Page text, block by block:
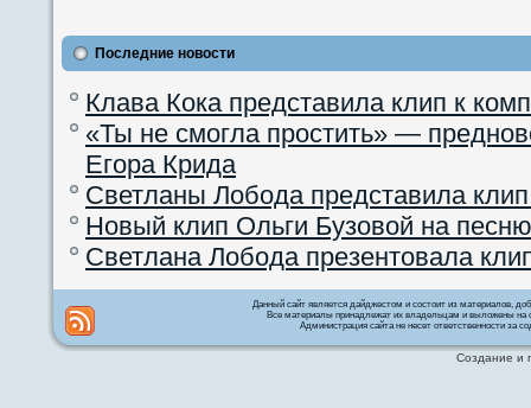
Последние новости
Клава Кока представила клип к
«Ты не смогла простить» —
Егора Крида
Светланы Лобода представила
Новый клип Ольги Бузовой на
Светлана Лобода презентовала
Данный сайт является дайджестом и состоит из материалов,
Все материалы принадлежат их владельцам и выложены на
Администрация сайта не несет ответственности за
Создание и